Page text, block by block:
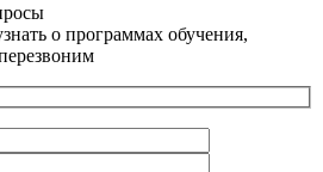
о программах обучения,